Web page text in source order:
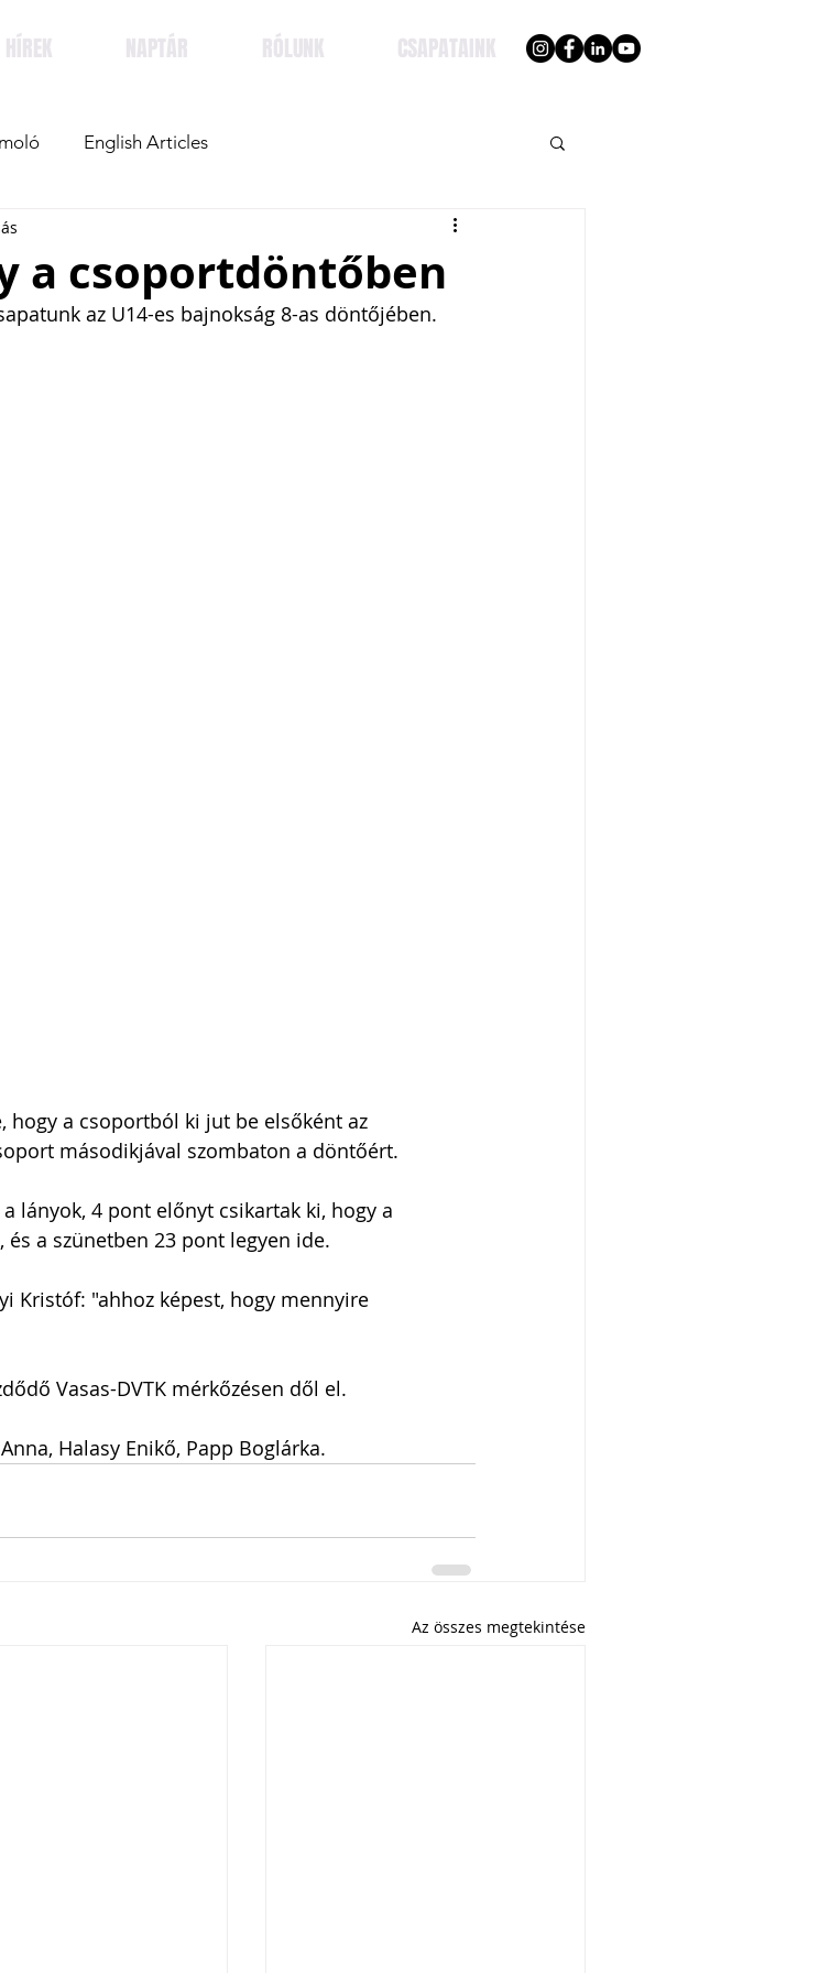
HÍREK NAPTÁR RÓLUNK CSAPATAINK
English Articles
a csoportdöntőben
az U14-es bajnokság 8-as döntőjében.
hogy a csoportból ki jut be elsőként az
másodikjával szombaton a döntőért.
lányok, 4 pont előnyt csikartak ki, hogy a
a szünetben 23 pont legyen ide.
Kristóf: "ahhoz képest, hogy mennyire
Vasas-DVTK mérkőzésen dől el.
Halasy Enikő, Papp Boglárka.
Az összes megtekintése